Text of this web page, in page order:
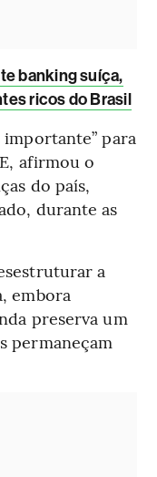
banking suíça,
ricos do Brasil
para
afirmou o
do país,
durante as
a
embora
preserva um
permaneçam